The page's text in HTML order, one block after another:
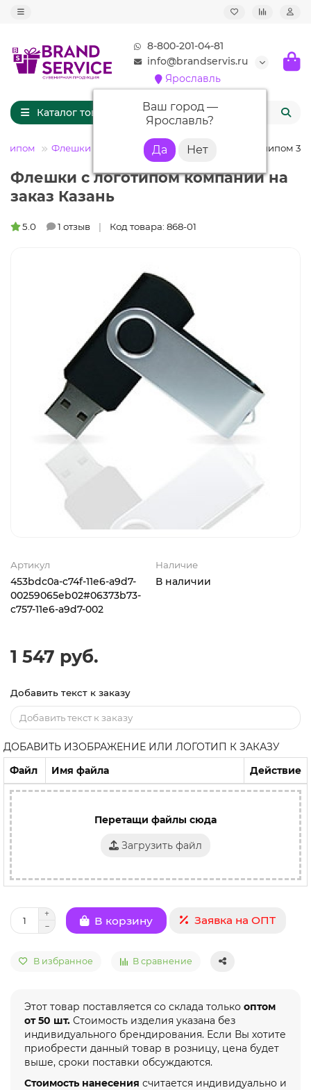
8-800-201-04-81
info@brandservis.ru
Ярославль
Ваш город —
Ярославль?
Каталог товаров
Флешки ПВХ Флешка PVC003 (черный) с чипом 32
Флешки с логотипом компании на
заказ Казань
5.0 1 отзыв Код товара: 868-01
Артикул
453bdc0a-c74f-11e6-a9d7-
00259065eb02#06373b73-
c757-11e6-a9d7-002
Наличие
В наличии
1 547 руб.
Добавить текст к заказу
ДОБАВИТЬ ИЗОБРАЖЕНИЕ ИЛИ ЛОГОТИП К ЗАКАЗУ
Файл
Имя файла Действие
Перетащи файлы сюда
Загрузить файл
В корзину Заявка на ОПТ
В избранное В сравнение
Этот товар поставляется со склада только оптом
от 50 шт. Стоимость изделия указана без
индивидуального брендирования. Если Вы хотите
приобрести данный товар в розницу, цена будет
выше, сроки поставки обсуждаются.
Стоимость нанесения считается индивидуально и